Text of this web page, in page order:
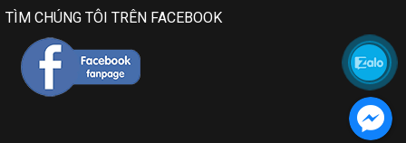
TÌM CHÚNG TÔI TRÊN FACEBOOK